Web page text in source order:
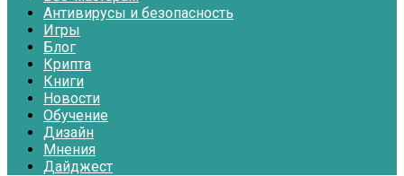
Антивирусы и безопасность
Игры
Блог
Крипта
Книги
Новости
Обучение
Дизайн
Мнения
Дайджест